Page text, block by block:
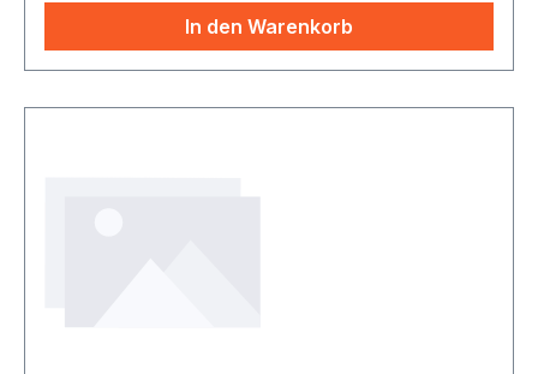
In den Warenkorb